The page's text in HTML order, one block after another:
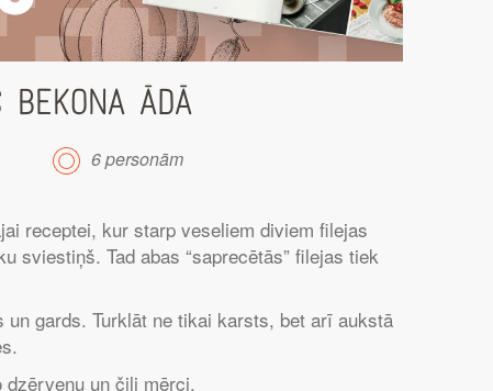
BEKONA ĀDĀ
6 personām
receptei, kur starp veseliem diviem filejas
sviestiņš. Tad abas “saprecētās” filejas tiek
gards. Turklāt ne tikai karsts, bet arī aukstā
dzērveņu un čili mērci.